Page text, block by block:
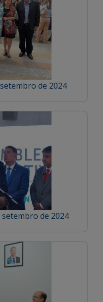
de 2024
setembro de 2024